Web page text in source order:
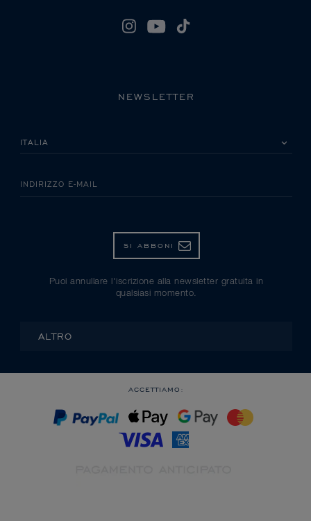
NEWSLETTER
INDIRIZZO E-MAIL
SI ABBONI
Puoi annullare l'iscrizione alla newsletter gratuita in
qualsiasi momento.
ALTRO
ACCETTIAMO: